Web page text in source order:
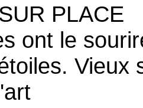
PLACE
ont le
Vieux